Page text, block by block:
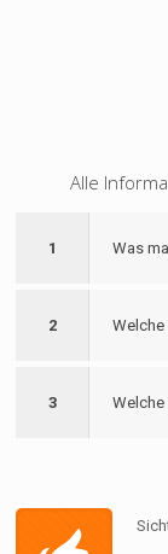
Alle
1 Was
2
3